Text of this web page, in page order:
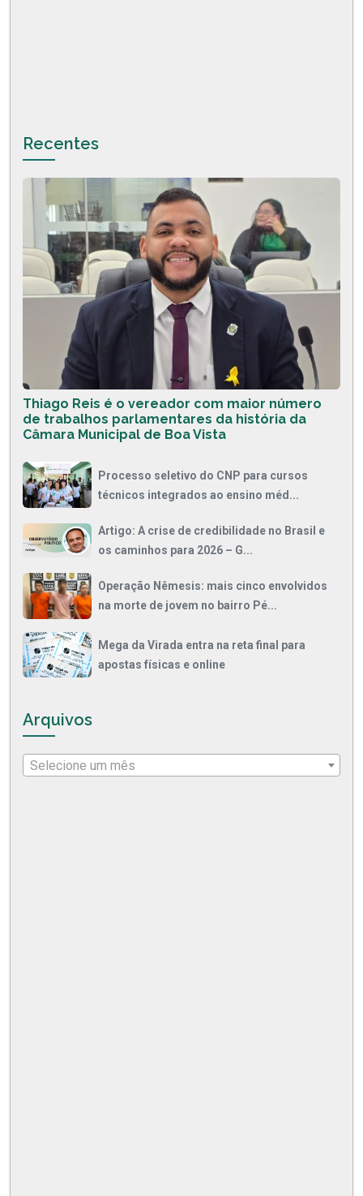
Recentes
Thiago Reis é o vereador com maior número
de trabalhos parlamentares da história da
Câmara Municipal de Boa Vista
Processo seletivo do CNP para cursos
técnicos integrados ao ensino méd...
Artigo: A crise de credibilidade no Brasil e
os caminhos para 2026 – G...
Operação Nêmesis: mais cinco envolvidos
na morte de jovem no bairro Pé...
Mega da Virada entra na reta final para
apostas físicas e online
Arquivos
Selecione um mês